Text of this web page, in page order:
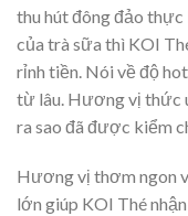
thu hút đông đảo thực
của trà sữa thì KOI
rỉnh tiền. Nói về độ
từ lâu. Hương vị thức
ra sao đã được kiểm
Hương vị thơm ngon
lớn giúp KOI Thé